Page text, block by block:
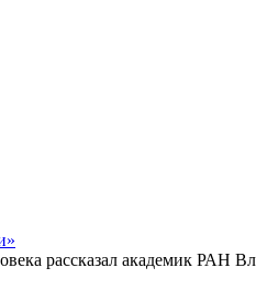
рассказал академик